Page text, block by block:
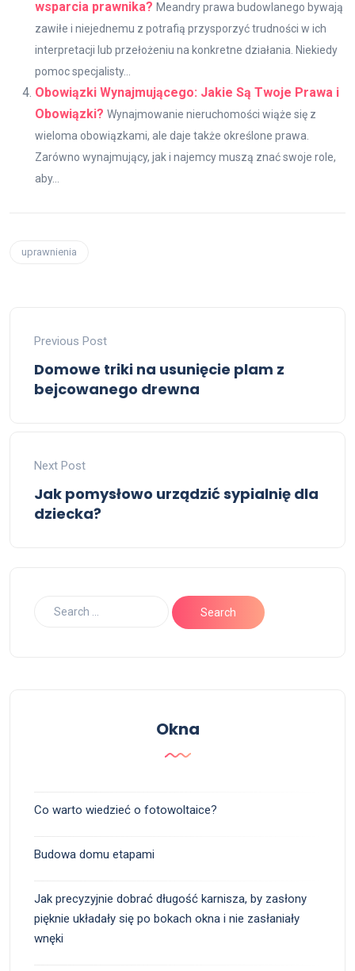
wsparcia prawnika? Meandry prawa budowlanego bywają
zawiłe i niejednemu z potrafią przysporzyć trudności w ich
interpretacji lub przełożeniu na konkretne działania. Niekiedy
pomoc specjalisty...
Obowiązki Wynajmującego: Jakie Są Twoje Prawa i
Obowiązki? Wynajmowanie nieruchomości wiąże się z
wieloma obowiązkami, ale daje także określone prawa.
Zarówno wynajmujący, jak i najemcy muszą znać swoje role,
aby...
uprawnienia
Previous Post
Domowe triki na usunięcie plam z
bejcowanego drewna
Next Post
Jak pomysłowo urządzić sypialnię dla
dziecka?
Okna
Co warto wiedzieć o fotowoltaice?
Budowa domu etapami
Jak precyzyjnie dobrać długość karnisza, by zasłony
pięknie układały się po bokach okna i nie zasłaniały
wnęki